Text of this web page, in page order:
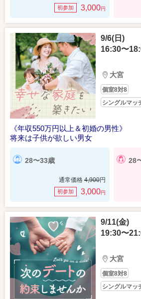
初参加 3,000円
9/6(日)
16:30〜
大宮
個室8対8
シングルマッ
《年収550万円以上＆初婚の男性》
将来は子供が欲しい男女
28〜33歳
通常価格 4,900円
初参加 3,000円
28
9/11(金)
19:30〜
大宮
個室8対8
シングルマッ